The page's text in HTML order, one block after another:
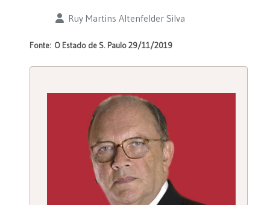
Detalhes Ruy Martins Altenfelder Silva
Fonte: O Estado de S. Paulo 29/11/2019